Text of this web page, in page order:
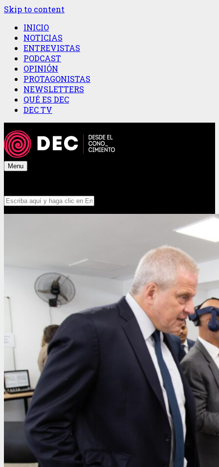
Skip to content
INICIO
NOTICIAS
ENTREVISTAS
PODCAST
OPINIÓN
PROTAGONISTAS
NEWSLETTERS
QUÉ ES DEC
DEC TV
Menu